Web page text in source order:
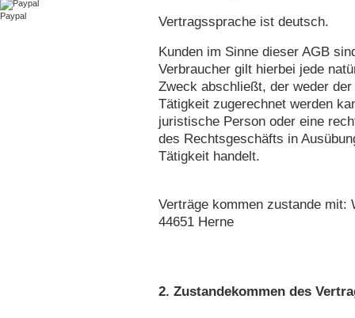
Paypal
Vertragssprache ist deutsch.
Kunden im Sinne dieser AGB
Verbraucher gilt hierbei jede
Zweck abschließt, der weder
Tätigkeit zugerechnet werden
juristische Person oder eine
des Rechtsgeschäfts in
Tätigkeit handelt.
Verträge kommen zustande mit:
44651 Herne
2. Zustandekommen des